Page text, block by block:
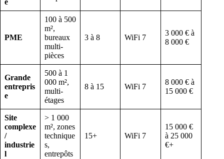
e
PME
100 à 500
m²,
bureaux
multi-
pièces
3 à 8 WiFi 7
3 000 € à
8 000 €
Grande
entrepris
e
500 à 1
000 m²,
multi-
étages
8 à 15 WiFi 7
8 000 € à
15 000 €
Site
complexe
/
industrie
l
> 1 000
m², zones
technique
s,
entrepôts
15+ WiFi 7
15 000 €
à 25 000
€+